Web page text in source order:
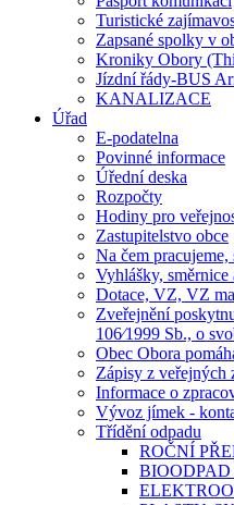
Turistické
Zapsané spolky v
Kroniky Obory
Jízdní řády-BUS
KANALIZACE
Úřad
E-podatelna
Povinné informace
Úřední deska
Rozpočty
Hodiny pro
Zastupitelstvo obce
Na čem
Vyhlášky, směrnice
Dotace, VZ, VZ
Zveřejnění
106⁄1999 Sb., o
Obec Obora
Zápisy z veřejných
Informace o
Vývoz jímek -
Třídění odpadu
ROČNÍ